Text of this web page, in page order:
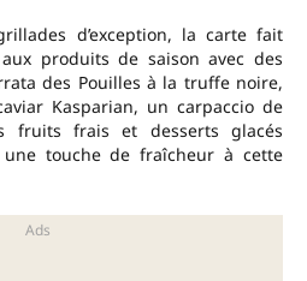
d’exception, la carte fait
produits de saison avec des
des Pouilles à la truffe noire,
Kasparian, un carpaccio de
fruits frais et desserts glacés
touche de fraîcheur à cette